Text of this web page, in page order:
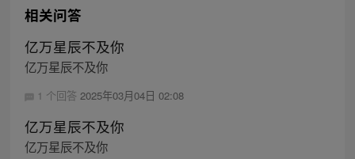
相关问答
亿万星辰不及你
亿万星辰不及你
1 个回答 2025年03月04日 02:08
亿万星辰不及你
亿万星辰不及你